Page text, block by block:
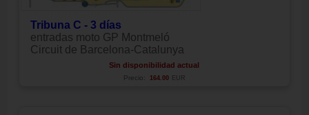
Tribuna C - 3 días
entradas moto GP Montmeló
Circuit de Barcelona-Catalunya
Sin disponibilidad actual
Precio: 164.00 EUR